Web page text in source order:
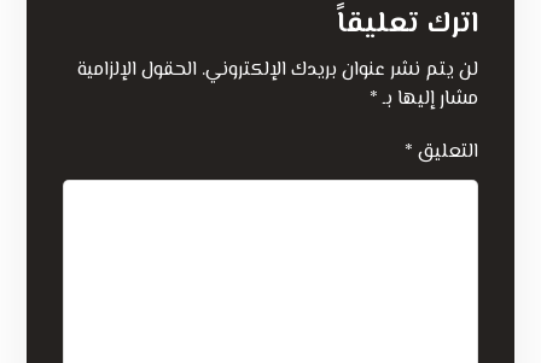
اترك تعليقاً
لن يتم نشر عنوان بريدك الإلكتروني. الحقول الإلزامية
مشار إليها بـ*
التعليق *